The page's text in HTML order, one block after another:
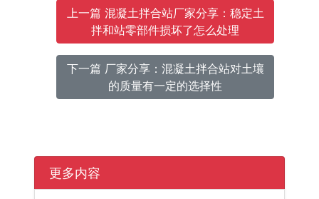
上一篇 混凝土拌合站厂家分享：稳定土
拌和站零部件损坏了怎么处理
下一篇 厂家分享：混凝土拌合站对土壤
的质量有一定的选择性
更多内容